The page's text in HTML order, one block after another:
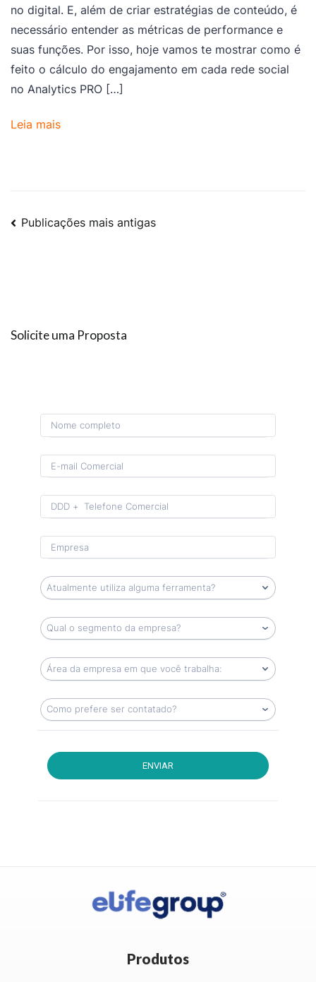
no digital. E, além de criar estratégias de conteúdo, é
necessário entender as métricas de performance e
suas funções. Por isso, hoje vamos te mostrar como é
feito o cálculo do engajamento em cada rede social
no Analytics PRO […]
Leia mais
Publicações mais antigas
Solicite uma Proposta
Format: (00) 0 0000-0000.
ENVIAR
Produtos